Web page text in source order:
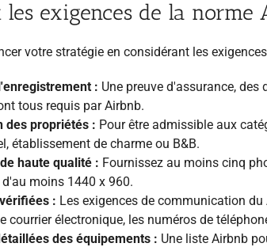
les exigences de la
votre stratégie en considérant les
: Une preuve d'assurance,
tous requis par Airbnb.
des propriétés : Pour être admissible aux
établissement de charme ou B&B.
haute qualité : Fournissez au moins cinq
moins 1440 x 960.
: Les exigences de communication
courrier électronique, les numéros de
des équipements : Une liste Airbnb